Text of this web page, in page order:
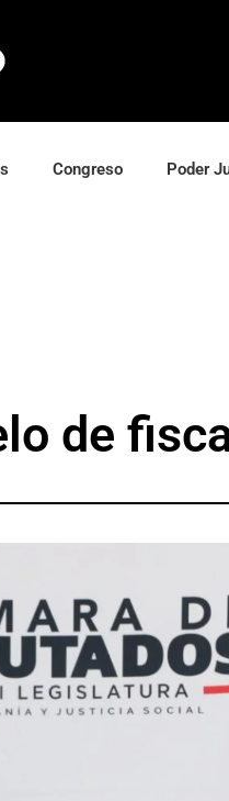
Congreso Poder
de